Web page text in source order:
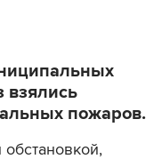
взялись
пожаров.